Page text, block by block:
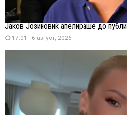
Јаков Јозиновиќ апелираше до
17:01 - 6 август, 2026